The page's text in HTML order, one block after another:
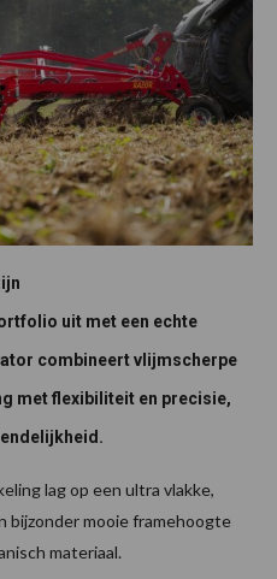
uit met een echte
combineert vlijmscherpe
met flexibiliteit en precisie,
lag op een ultra vlakke,
bijzonder mooie framehoogte
materiaal.